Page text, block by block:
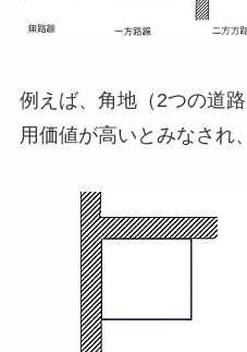
例えば、角地（2つの道
用価値が高いとみなされ